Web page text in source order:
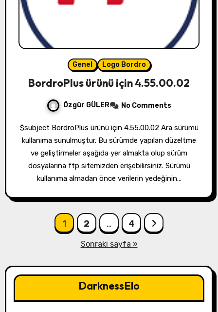
Genel Logo Bordro
BordroPlus ürünü için 4.55.00.02
Özgür GÜLER No Comments
$subject BordroPlus ürünü için 4.55.00.02 Ara sürümü
kullanıma sunulmuştur. Bu sürümde yapılan düzeltme
ve geliştirmeler aşağıda yer almakta olup sürüm
dosyalarına ftp sitemizden erişebilirsiniz. Sürümü
kullanıma almadan önce verilerin yedeğinin…
sayfalandırması
1 2 … 4
Sonraki sayfa »
DarknessElo